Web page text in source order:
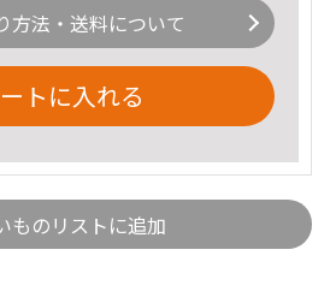
方法・送料について
トに入れる
ものリストに追加